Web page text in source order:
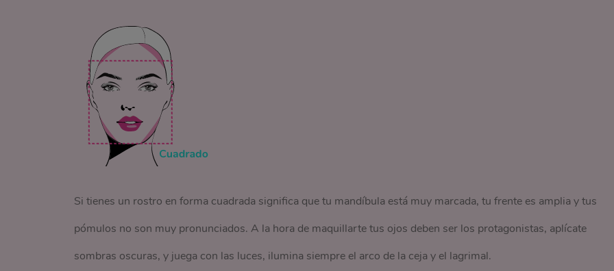
Si tienes un rostro en forma cuadrada significa que tu mandíbula está muy marcada, tu frente es amplia y tus
pómulos no son muy pronunciados. A la hora de maquillarte tus ojos deben ser los protagonistas, aplícate
sombras oscuras, y juega con las luces, ilumina siempre el arco de la ceja y el lagrimal.